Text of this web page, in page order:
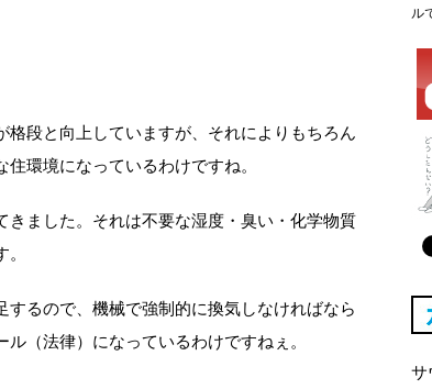
段と向上していますが、それによりもちろん
環境になっているわけですね。
ました。それは不要な湿度・臭い・化学物質
るので、機械で強制的に換気しなければなら
（法律）になっているわけですねぇ。
ル
サ